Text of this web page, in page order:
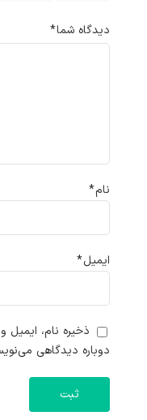
دیدگاه شما*
نام*
ایمیل*
ذخیره نام، ایمیل
دوباره دیدگاهی